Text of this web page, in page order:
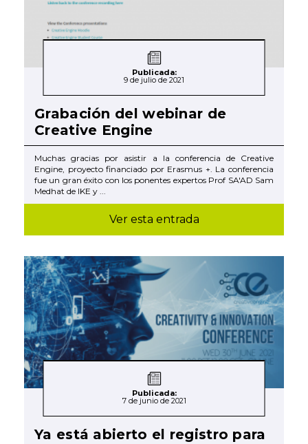
Publicada:
9 de julio de 2021
Grabación del webinar de
Creative Engine
Muchas gracias por asistir a la conferencia de Creative
Engine, proyecto financiado por Erasmus +. La conferencia
fue un gran éxito con los ponentes expertos Prof SA'AD Sam
Medhat de IKE y ...
Ver esta entrada
Publicada:
7 de junio de 2021
Ya está abierto el registro para